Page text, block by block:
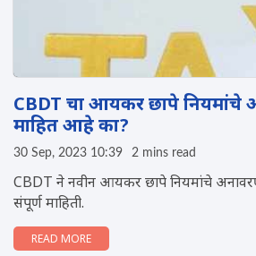
CBDT चा आयकर छापे नियमांचे
माहित आहे का?
30 Sep, 2023 10:39 2 mins read
CBDT ने नवीन आयकर छापे नियमांचे
संपूर्ण माहिती.
READ MORE